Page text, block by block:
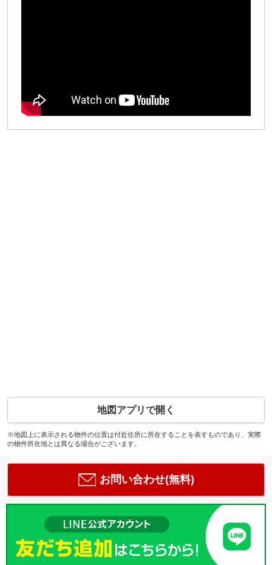
地図アプリで開く
※地図上に表示される物件の位置は付近住所に所在することを表すものであり、実際
の物件所在地とは異なる場合がございます。
お問い合わせ(無料)